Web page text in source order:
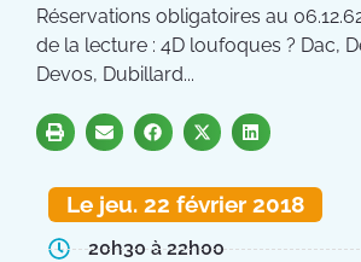
Réservations obligatoires au
de la lecture : 4D loufoques ? Dac,
Devos, Dubillard...
Le jeu. 22 février 2018
20h30 à 22h00